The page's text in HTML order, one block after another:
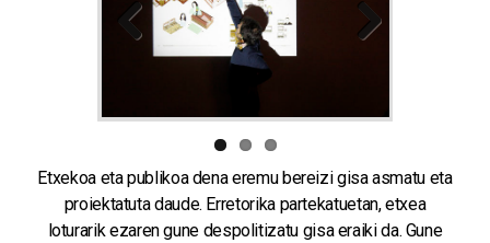
Previous
Etxekoa eta publikoa dena eremu bereizi gisa asmatu eta
proiektatuta daude. Erretorika partekatuetan, etxea
loturarik ezaren gune despolitizatu gisa eraiki da. Gune